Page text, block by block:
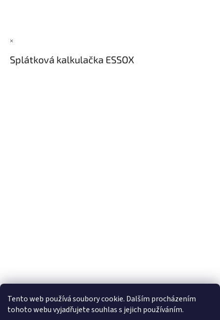
Tento web používá soubory cookie. Dalším procházením
tohoto webu vyjadřujete souhlas s jejich používáním.
×
Splátková kalkulačka ESSOX